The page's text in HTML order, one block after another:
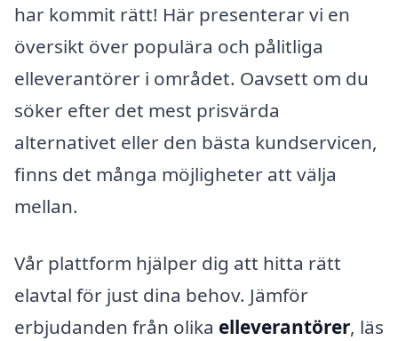
har kommit rätt! Här presenterar vi en
översikt över populära och pålitliga
elleverantörer i området. Oavsett om du
söker efter det mest prisvärda
alternativet eller den bästa kundservicen,
finns det många möjligheter att välja
mellan.
Vår plattform hjälper dig att hitta rätt
elavtal för just dina behov. Jämför
erbjudanden från olika elleverantörer, läs